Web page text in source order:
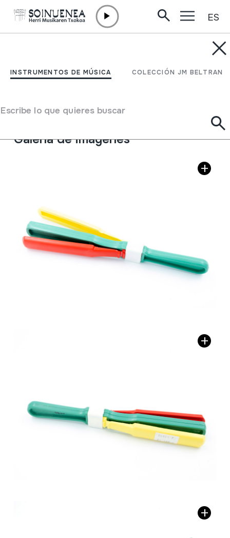
INSTRUMENTOS DE MÚSICA COLECCIÓN JM BELTRAN
Escribe lo que quieres buscar
ES
KALAKA
Tipo de Instrumento de música
-> Golpeados
Galería de imágenes